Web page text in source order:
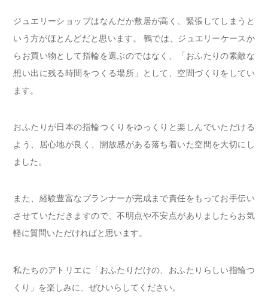
ジュエリーショップはなんだか敷居が高く、緊張してしまうと
いう方がほとんどだと思います。 鶴では、ジュエリーケースか
らお買い物として指輪を選ぶのではなく、「おふたりの素敵な
想い出に残る時間をつくる場所」として、空間づくりをしてい
ます。
おふたりが日本の指輪つくりをゆっくりと楽しんでいただける
よう、居心地が良く、開放感がある落ち着いた空間を大切にし
ました。
また、経験豊富なプランナーが完成まで責任をもってお手伝い
させていただきますので、不明点や不安点がありましたらお気
軽に質問いただければと思います。
私たちのアトリエに「おふたりだけの、おふたりらしい指輪つ
くり」を楽しみに、ぜひいらしてください。